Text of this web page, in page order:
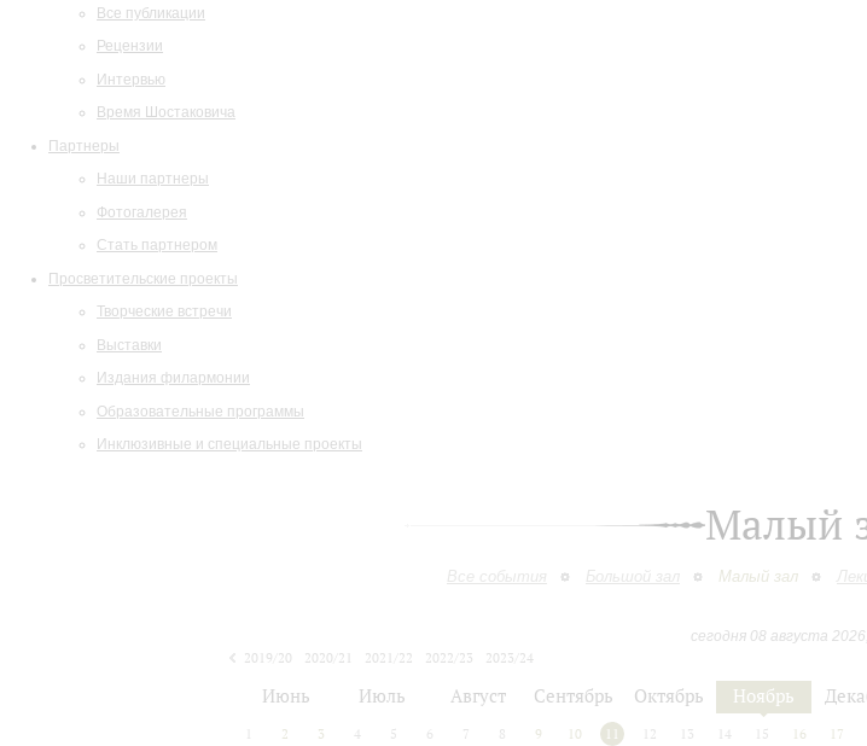
Все публикации
Рецензии
Интервью
Время Шостаковича
Партнеры
Наши партнеры
Фотогалерея
Стать партнером
Просветительские проекты
Творческие встречи
Выставки
Издания филармонии
Образовательные программы
Инклюзивные и специальные проекты
Малый
Все события Большой зал Малый зал
сегодня 08 августа
2019/20
2020/21 2021/22 2022/23
2023/24
Июнь Июль Август Сентябрь Октябрь Ноябрь
2 3 4 5 6 7 8 9 10 11 12 13 14 15 16 17